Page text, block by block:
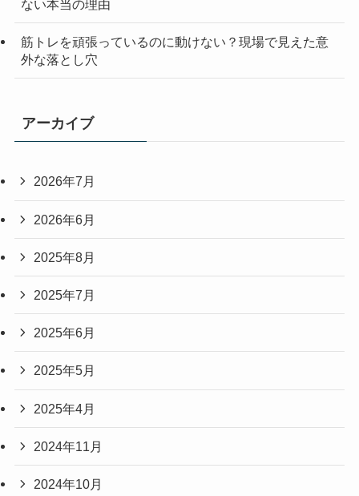
ない本当の理由
筋トレを頑張っているのに動けない？現場で見えた意
外な落とし穴
アーカイブ
2026年7月
2026年6月
2025年8月
2025年7月
2025年6月
2025年5月
2025年4月
2024年11月
2024年10月